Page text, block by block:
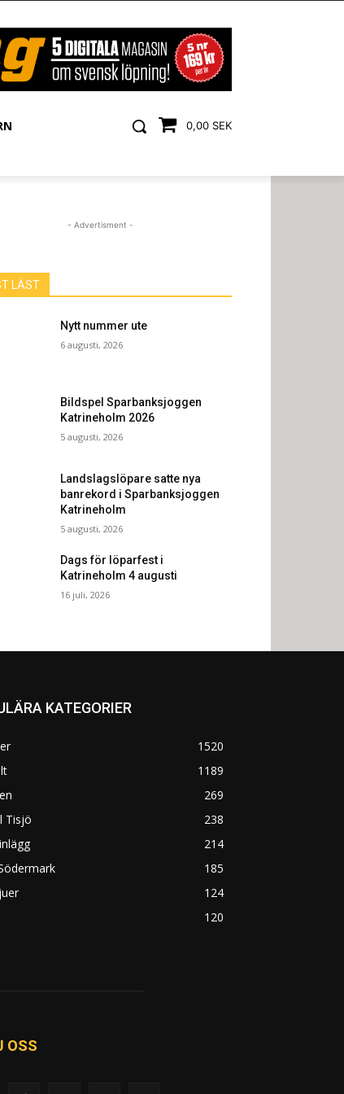
0,00 SEK
- Advertisment -
LÄST
Nytt nummer ute
6 augusti, 2026
Bildspel Sparbanksjoggen
Katrineholm 2026
5 augusti, 2026
Landslagslöpare satte nya
banrekord i Sparbanksjoggen
Katrineholm
5 augusti, 2026
Dags för löparfest i
Katrineholm 4 augusti
16 juli, 2026
KATEGORIER
1520
1189
269
Tisjö
238
214
185
124
120
OSS